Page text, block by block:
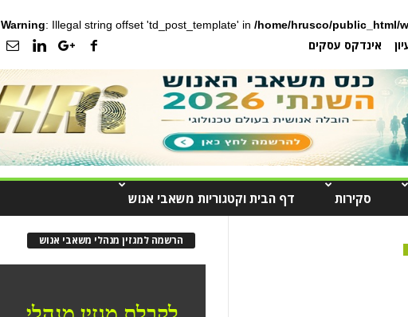
Warning: Illegal string offset 'td_post_template' in /home/hrusco/public_html/
אינדקס עסקים
סקירות דף הבית וקטגוריות משאבי אנוש
הרשמה למגזין מנהלי משאבי אנוש